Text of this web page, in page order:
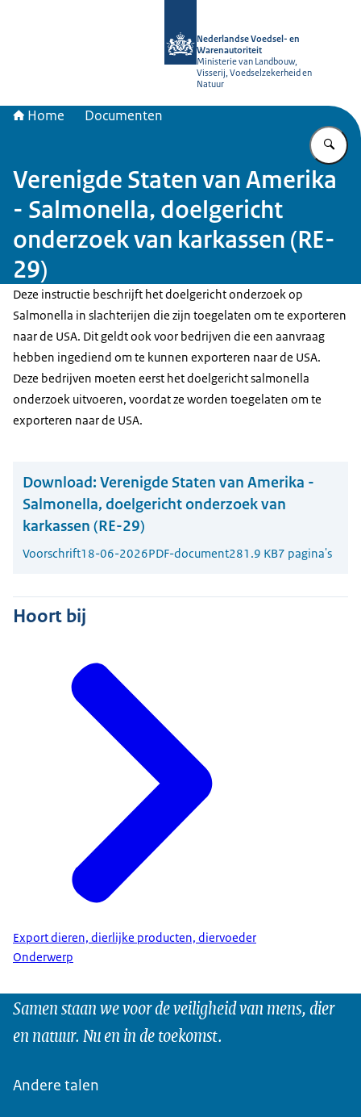
Nederlandse Voedsel- en
Warenautoriteit
Ministerie van Landbouw,
Visserij, Voedselzekerheid en
Natuur
Home Documenten
Verenigde Staten van Amerika
- Salmonella, doelgericht
onderzoek van karkassen (RE-
29)
Deze instructie beschrijft het doelgericht onderzoek op
Salmonella in slachterijen die zijn toegelaten om te exporteren
naar de USA. Dit geldt ook voor bedrijven die een aanvraag
hebben ingediend om te kunnen exporteren naar de USA.
Deze bedrijven moeten eerst het doelgericht salmonella
onderzoek uitvoeren, voordat ze worden toegelaten om te
exporteren naar de USA.
Download: Verenigde Staten van Amerika -
Salmonella, doelgericht onderzoek van
karkassen (RE-29)
Voorschrift18-06-2026PDF-document281.9 KB7 pagina's
Hoort bij
Export dieren, dierlijke producten, diervoeder
Onderwerp
Samen staan we voor de veiligheid van mens, dier
en natuur. Nu en in de toekomst.
Andere talen